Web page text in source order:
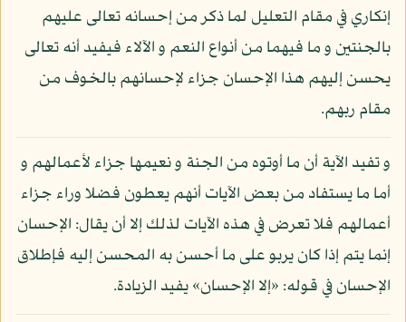
إنكاري في مقام التعليل لما ذكر من إحسانه تعالى عليهم
بالجنتين و ما فيهما من أنواع النعم و الآلاء فيفيد أنه تعالى
يحسن إليهم هذا الإحسان جزاء لإحسانهم بالخوف من
مقام ربهم.
و تفيد الآية أن ما أوتوه من الجنة و نعيمها جزاء لأعمالهم و
أما ما يستفاد من بعض الآيات أنهم يعطون فضلا وراء جزاء
أعمالهم فلا تعرض في هذه الآيات لذلك إلا أن يقال: الإحسان
إنما يتم إذا كان يربو على ما أحسن به المحسن إليه فإطلاق
الإحسان في قوله: «إلا الإحسان» يفيد الزيادة.